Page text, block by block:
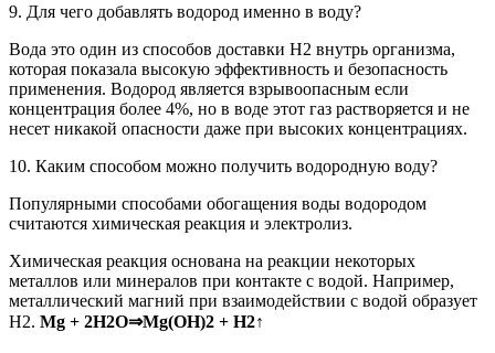
9. Для чего добавлять водород именно в воду?
Вода это один из способов доставки Н2 внутрь организма,
которая показала высокую эффективность и безопасность
применения. Водород является взрывоопасным если
концентрация более 4%, но в воде этот газ растворяется и не
несет никакой опасности даже при высоких концентрациях.
10. Каким способом можно получить водородную воду?
Популярными способами обогащения воды водородом
считаются химическая реакция и электролиз.
Химическая реакция основана на реакции некоторых
металлов или минералов при контакте с водой. Например,
металлический магний при взаимодействии с водой образует
Н2. Мg + 2H2O⇒Mg(OH)2 + H2↑